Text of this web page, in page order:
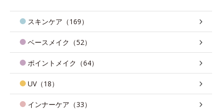
スキンケア（169）
ベースメイク（52）
ポイントメイク（64）
UV（18）
インナーケア（33）